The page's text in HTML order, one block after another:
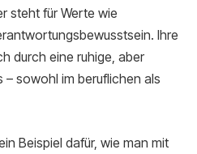
steht für Werte wie
Ihre
durch eine ruhige, aber
sowohl im beruflichen als
Beispiel dafür, wie man mit